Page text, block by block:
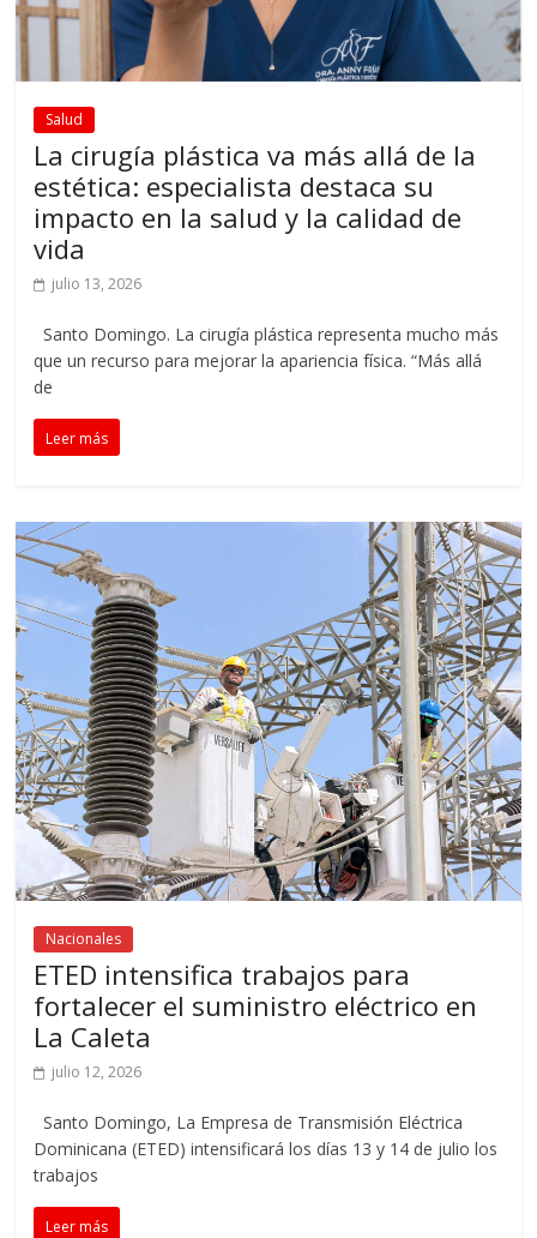
Salud
La cirugía plástica va más allá de la
estética: especialista destaca su
impacto en la salud y la calidad de
vida
julio 13, 2026
Santo Domingo. La cirugía plástica representa mucho más
que un recurso para mejorar la apariencia física. “Más allá
de
Leer más
Nacionales
ETED intensifica trabajos para
fortalecer el suministro eléctrico en
La Caleta
julio 12, 2026
Santo Domingo, La Empresa de Transmisión Eléctrica
Dominicana (ETED) intensificará los días 13 y 14 de julio los
trabajos
Leer más